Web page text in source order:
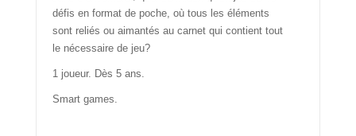
défis en format de poche, où tous les éléments
sont reliés ou aimantés au carnet qui contient tout
le nécessaire de jeu?
1 joueur. Dès 5 ans.
Smart games.